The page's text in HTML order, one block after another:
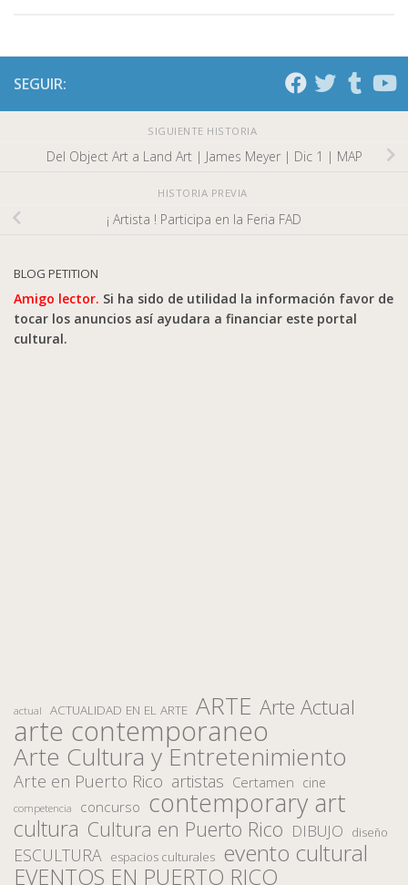
SEGUIR:
SIGUIENTE HISTORIA
Del Object Art a Land Art | James Meyer | Dic 1 | MAP
HISTORIA PREVIA
¡ Artista ! Participa en la Feria FAD
BLOG PETITION
Amigo lector. Si ha sido de utilidad la información favor de
tocar los anuncios así ayudara a financiar este portal
cultural.
actual ACTUALIDAD EN EL ARTE ARTE Arte Actual
arte contemporaneo
Arte Cultura y Entretenimiento
Arte en Puerto Rico artistas Certamen cine
competencia concurso contemporary art
cultura Cultura en Puerto Rico DIBUJO diseño
ESCULTURA espacios culturales evento cultural
EVENTOS EN PUERTO RICO